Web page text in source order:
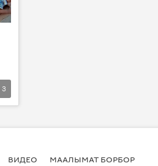
3
ВИДЕО МААЛЫМАТ БОРБОР